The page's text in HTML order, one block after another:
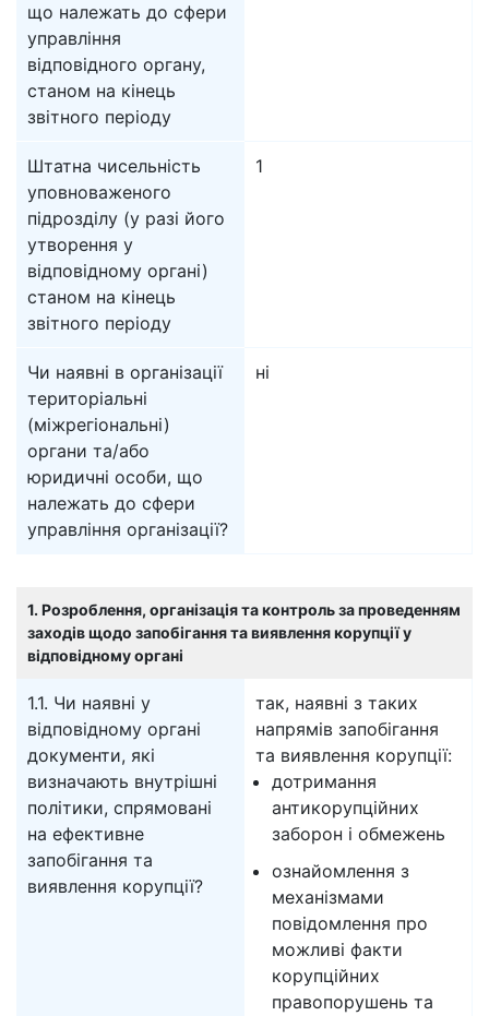
що належать до сфери
управління
відповідного органу,
станом на кінець
звітного періоду
Штатна чисельність
уповноваженого
підрозділу (у разі його
утворення у
відповідному органі)
станом на кінець
звітного періоду
1
Чи наявні в організації
територіальні
(міжрегіональні)
органи та/або
юридичні особи, що
належать до сфери
управління організації?
ні
1. Розроблення, організація та контроль за проведенням
заходів щодо запобігання та виявлення корупції у
відповідному органі
1.1. Чи наявні у
відповідному органі
документи, які
визначають внутрішні
політики, спрямовані
на ефективне
запобігання та
виявлення корупції?
так, наявні з таких
напрямів запобігання
та виявлення корупції:
дотримання
антикорупційних
заборон і обмежень
ознайомлення з
механізмами
повідомлення про
можливі факти
корупційних
правопорушень та